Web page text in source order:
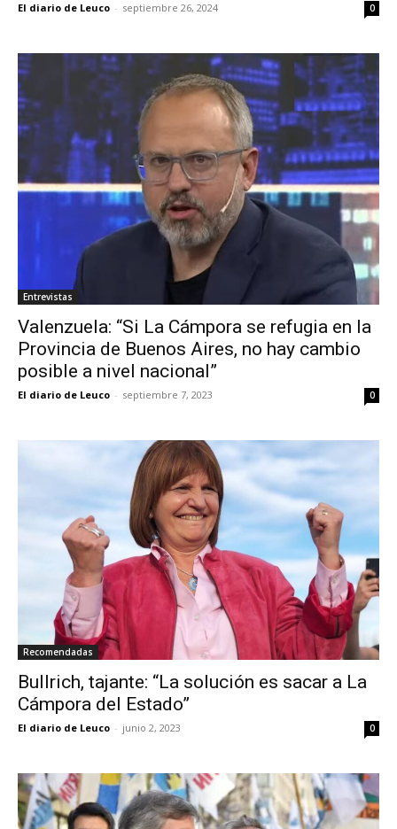
El diario de Leuco - septiembre 26, 2024 0
Entrevistas
Valenzuela: “Si La Cámpora se refugia en la
Provincia de Buenos Aires, no hay cambio
posible a nivel nacional”
El diario de Leuco - septiembre 7, 2023 0
Recomendadas
Bullrich, tajante: “La solución es sacar a La
Cámpora del Estado”
El diario de Leuco - junio 2, 2023 0